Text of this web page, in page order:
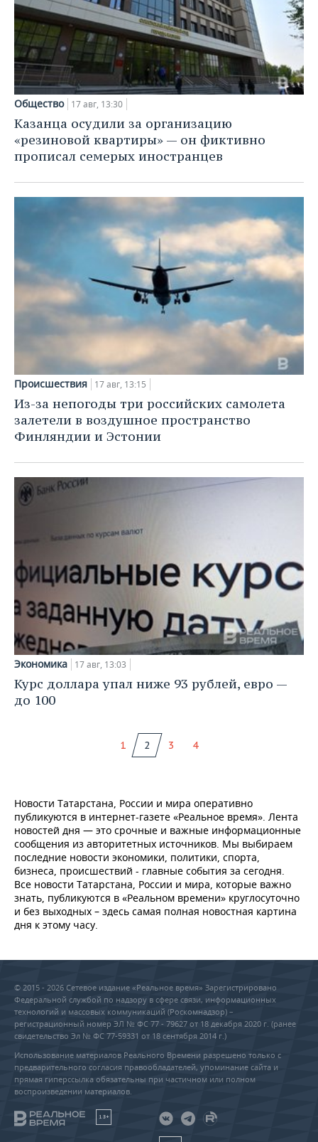
Общество 17 авг, 13:30
Казанца осудили за организацию
«резиновой квартиры» — он фиктивно
прописал семерых иностранцев
Происшествия 17 авг, 13:15
Из-за непогоды три российских самолета
залетели в воздушное пространство
Финляндии и Эстонии
Экономика 17 авг, 13:03
Курс доллара упал ниже 93 рублей, евро —
до 100
1 2 3 4
Новости Татарстана, России и мира оперативно
публикуются в интернет-газете «Реальное время». Лента
новостей дня — это срочные и важные информационные
сообщения из авторитетных источников. Мы выбираем
последние новости экономики, политики, спорта,
бизнеса, происшествий - главные события за сегодня.
Все новости Татарстана, России и мира, которые важно
знать, публикуются в «Реальном времени» круглосуточно
и без выходных – здесь самая полная новостная картина
дня к этому часу.
© 2015 - 2026 Сетевое издание «Реальное время» Зарегистрировано
Федеральной службой по надзору в сфере связи, информационных
технологий и массовых коммуникаций (Роскомнадзор) –
регистрационный номер ЭЛ № ФС 77 - 79627 от 18 декабря 2020 г. (ранее
свидетельство Эл № ФС 77-59331 от 18 сентября 2014 г.)
Использование материалов Реального Времени разрешено только с
предварительного согласия правообладателей, упоминание сайта и
прямая гиперссылка обязательны при частичном или полном
воспроизведении материалов.
18+